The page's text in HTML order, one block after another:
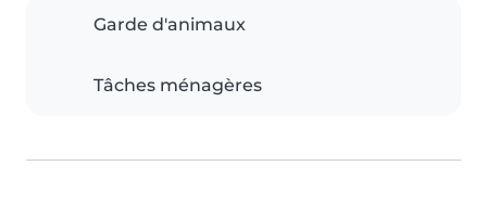
Garde d'animaux
Tâches ménagères